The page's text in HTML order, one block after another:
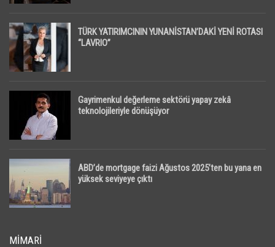
TÜRK YATIRIMCININ YUNANİSTAN’DAKİ YENİ ROTASI
“LAVRIO”
Gayrimenkul değerleme sektörü yapay zekâ
teknolojileriyle dönüşüyor
ABD’de mortgage faizi Ağustos 2025’ten bu yana en
yüksek seviyeye çıktı
MIMARI